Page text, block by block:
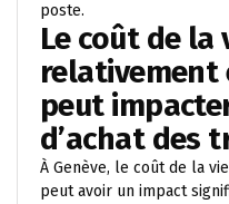
poste.
Le coût de la
relativement
peut
d’achat des
À Genève, le coût de la
peut avoir un impact